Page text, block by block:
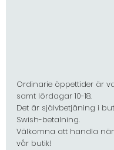
Ordinarie öppettider är
samt lördagar 10-18.
Det är självbetjäning i
Swish-betalning.
Välkomna att handla
vår butik!